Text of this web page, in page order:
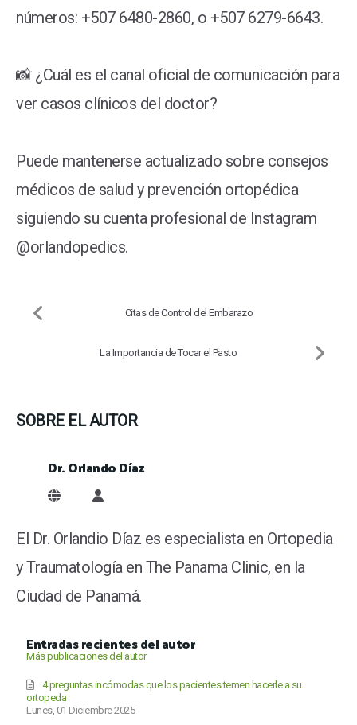
números: +507 6480-2860, o +507 6279-6643.
📸 ¿Cuál es el canal oficial de comunicación para
ver casos clínicos del doctor?
Puede mantenerse actualizado sobre consejos
médicos de salud y prevención ortopédica
siguiendo su cuenta profesional de Instagram
@orlandopedics.
Citas de Control del Embarazo
La Importancia de Tocar el Pasto
SOBRE EL AUTOR
Dr. Orlando Díaz
Dr. Orlando Díaz
El Dr. Orlandio Díaz es especialista en Ortopedia
y Traumatología en The Panama Clinic, en la
Ciudad de Panamá.
Entradas recientes del autor
Más publicaciones del autor
Lunes, 01 Diciembre 2025
4 preguntas incómodas que los pacientes temen hacerle a su
ortopeda